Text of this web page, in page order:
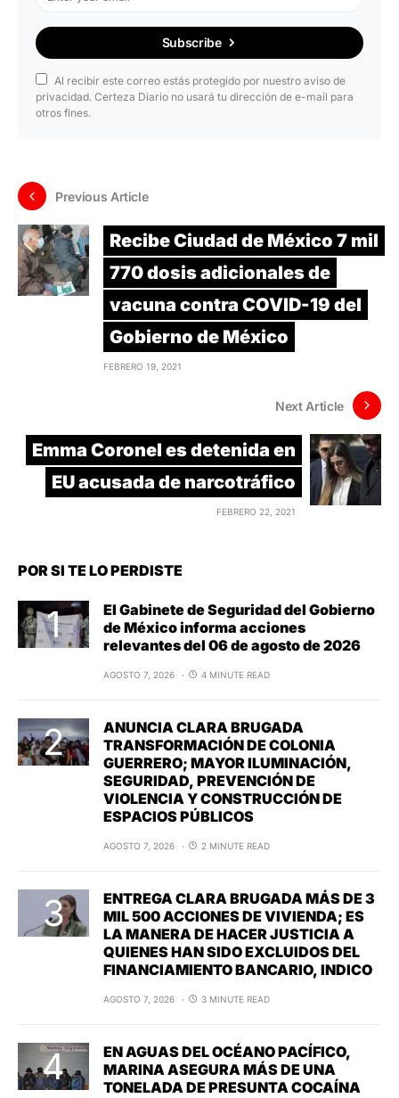
Subscribe
Al recibir este correo estás protegido por nuestro aviso de
privacidad. Certeza Diario no usará tu dirección de e-mail para
otros fines.
Previous Article
Recibe Ciudad de México 7 mil
770 dosis adicionales de
vacuna contra COVID-19 del
Gobierno de México
FEBRERO 19, 2021
Next Article
Emma Coronel es detenida en
EU acusada de narcotráfico
FEBRERO 22, 2021
POR SI TE LO PERDISTE
El Gabinete de Seguridad del Gobierno
de México informa acciones
relevantes del 06 de agosto de 2026
AGOSTO 7, 2026 4 MINUTE READ
ANUNCIA CLARA BRUGADA
TRANSFORMACIÓN DE COLONIA
GUERRERO; MAYOR ILUMINACIÓN,
SEGURIDAD, PREVENCIÓN DE
VIOLENCIA Y CONSTRUCCIÓN DE
ESPACIOS PÚBLICOS
AGOSTO 7, 2026 2 MINUTE READ
ENTREGA CLARA BRUGADA MÁS DE 3
MIL 500 ACCIONES DE VIVIENDA; ES
LA MANERA DE HACER JUSTICIA A
QUIENES HAN SIDO EXCLUIDOS DEL
FINANCIAMIENTO BANCARIO, INDICO
AGOSTO 7, 2026 3 MINUTE READ
EN AGUAS DEL OCÉANO PACÍFICO,
MARINA ASEGURA MÁS DE UNA
TONELADA DE PRESUNTA COCAÍNA